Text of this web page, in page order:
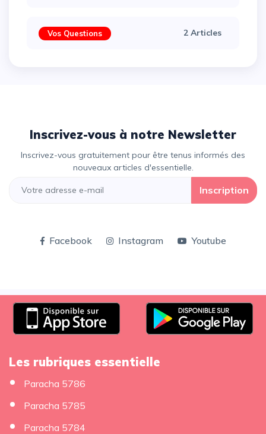
Vos Questions 2 Articles
Inscrivez-vous à notre Newsletter
Inscrivez-vous gratuitement pour être tenus informés des
nouveaux articles d'essentielle.
Inscription
Facebook Instagram Youtube
Les rubriques essentielle
Paracha 5786
Paracha 5785
Paracha 5784